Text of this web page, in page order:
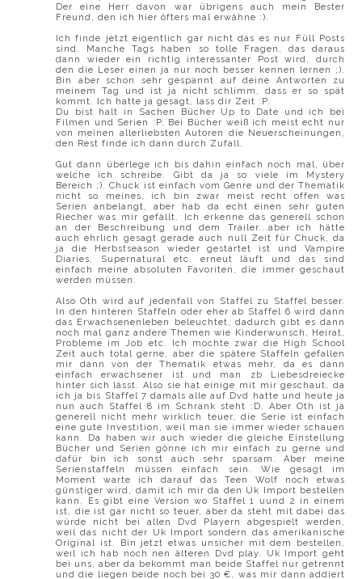
Der eine Herr davon war übrigens auch mein Bester
Freund, den ich hier öfters mal erwähne :).
Ich finde jetzt eigentlich gar nicht das es nur Füll Posts
sind. Manche Tags haben so tolle Fragen, das daraus
dann wieder ein richtig interessanter Post wird, durch
den die Leser einen ja nur noch besser kennen lernen ;).
Bin aber schon sehr gespannt auf deine Antworten zu
meinem Tag und ist ja nicht schlimm, dass er so spät
kommt. Ich hatte ja gesagt, lass dir Zeit :P.
Du bist halt in Sachen Bücher Up to Date und ich bei
Filmen und Serien :P. Bei Bücher weiß ich meist echt nur
von meinen allerliebsten Autoren die Neuerscheinungen,
den Rest finde ich dann durch Zufall.
Gut dann überlege ich bis dahin einfach noch mal, über
welche ich schreibe. Gibt da ja so viele im Mystery
Bereich ;). Chuck ist einfach vom Genre und der Thematik
nicht so meines, ich bin zwar meist recht offen was
Serien anbelangt, aber hab da echt einen sehr guten
Riecher was mir gefällt. Ich erkenne das generell schon
an der Beschreibung und dem Trailer...aber ich hätte
auch ehrlich gesagt gerade auch null Zeit für Chuck, da
ja die Herbstseason wieder gestartet ist und Vampire
Diaries, Supernatural etc. erneut läuft und das sind
einfach meine absoluten Favoriten, die immer geschaut
werden müssen.
Also Oth wird auf jedenfall von Staffel zu Staffel besser.
In den hinteren Staffeln oder eher ab Staffel 6 wird dann
das Erwachsenenleben beleuchtet, dadurch gibt es dann
noch mal ganz andere Themen wie Kinderwunsch, Heirat,
Probleme im Job etc. Ich mochte zwar die High School
Zeit auch total gerne, aber die spätere Staffeln gefallen
mir dann von der Thematik etwas mehr, da es dann
einfach erwachsener ist und man zb Liebesdreiecke
hinter sich lässt. Also sie hat einige mit mir geschaut, da
ich ja bis Staffel 7 damals alle auf Dvd hatte und heute ja
nun auch Staffel 8 im Schrank steht :D. Aber Oth ist ja
generell nicht mehr wirklich teuer, die Serie ist einfach
eine gute Investition, weil man sie immer wieder schauen
kann. Da haben wir auch wieder die gleiche Einstellung
Bücher und Serien gönne ich mir einfach zu gerne und
dafür bin ich sonst auch sehr sparsam. Aber meine
Serienstaffeln müssen einfach sein. Wie gesagt im
Moment warte ich darauf das Teen Wolf noch etwas
günstiger wird, damit ich mir da den Uk Import bestellen
kann. Es gibt eine Version wo Staffel 1 uund 2 in einem
ist, die ist gar nicht so teuer, aber da steht mit dabei das
würde nicht bei allen Dvd Playern abgespielt werden,
weil das nicht der Uk Import sondern das amerikanische
Original ist. Bin jetzt etwas unsicher mit dem bestellen,
weil ich hab noch nen älteren Dvd play. Uk Import geht
bei uns, aber da bekommt man beide Staffel nur getrennt
und die liegen beide noch bei 30 €, was mir dann addiert